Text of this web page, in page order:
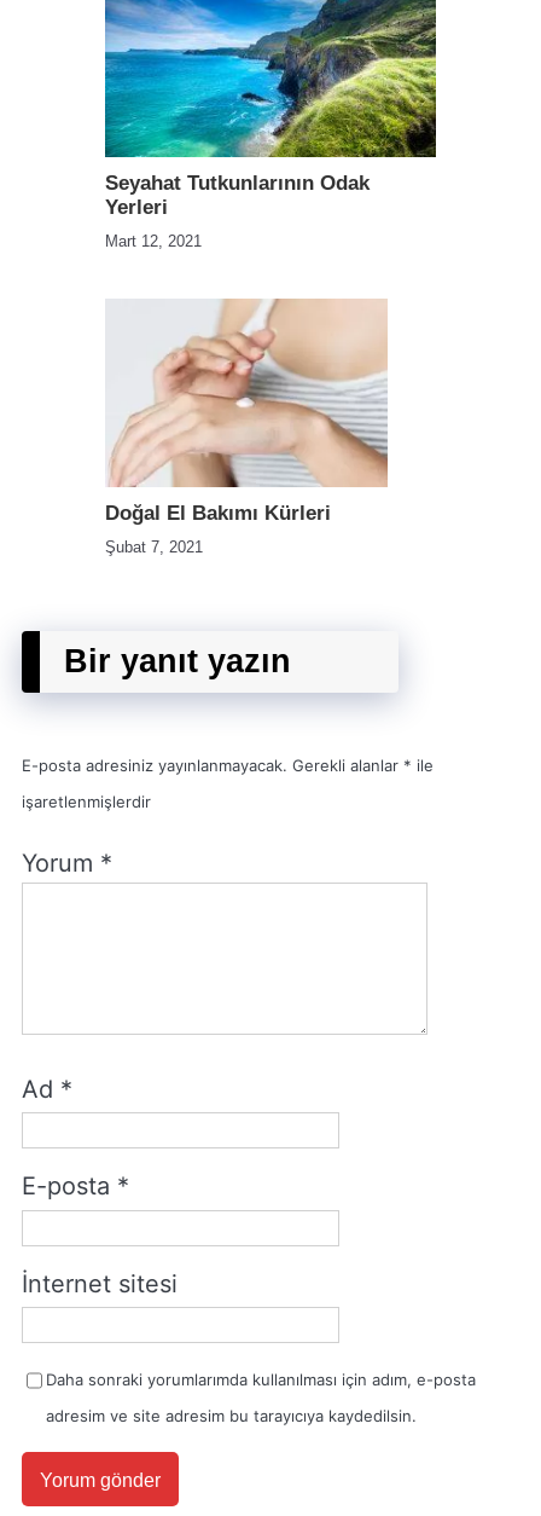
Seyahat Tutkunlarının Odak
Yerleri
Mart 12, 2021
Doğal El Bakımı Kürleri
Şubat 7, 2021
Bir yanıt yazın
E-posta adresiniz yayınlanmayacak. Gerekli alanlar * ile
işaretlenmişlerdir
Yorum *
Ad *
E-posta *
İnternet sitesi
Daha sonraki yorumlarımda kullanılması için adım, e-posta
adresim ve site adresim bu tarayıcıya kaydedilsin.